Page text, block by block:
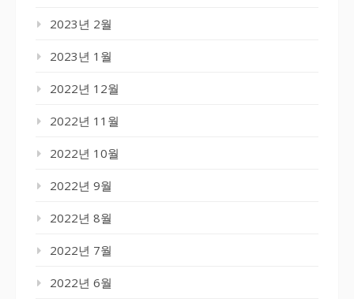
2023년 2월
2023년 1월
2022년 12월
2022년 11월
2022년 10월
2022년 9월
2022년 8월
2022년 7월
2022년 6월